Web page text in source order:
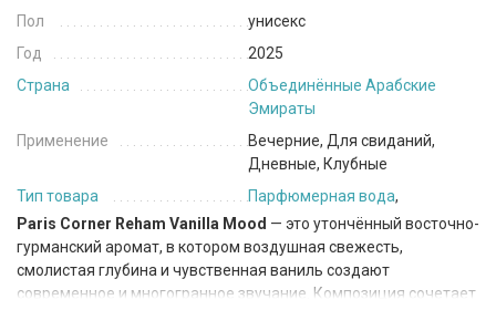
Пол
унисекс
Год
2025
Страна
Объединённые Арабские
Эмираты
Применение
Вечерние, Для свиданий,
Дневные, Клубные
Тип товара
Парфюмерная вода,
Paris Corner Reham Vanilla Mood — это утончённый восточно-
гурманский аромат, в котором воздушная свежесть,
смолистая глубина и чувственная ваниль создают
современное и многогранное звучание. Композиция сочетает